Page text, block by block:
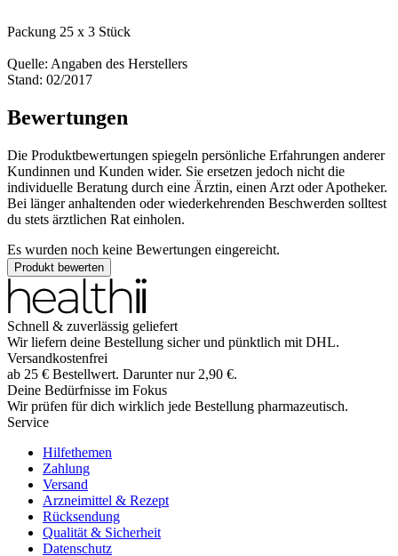
Packung 25 x 3 Stück
Quelle: Angaben des Herstellers
Stand: 02/2017
Bewertungen
Die Produktbewertungen spiegeln persönliche Erfahrungen anderer
Kundinnen und Kunden wider. Sie ersetzen jedoch nicht die
individuelle Beratung durch eine Ärztin, einen Arzt oder Apotheker.
Bei länger anhaltenden oder wiederkehrenden Beschwerden solltest
du stets ärztlichen Rat einholen.
Es wurden noch keine Bewertungen eingereicht.
Produkt bewerten
Schnell & zuverlässig geliefert
Wir liefern deine Bestellung sicher und pünktlich mit DHL.
Versandkostenfrei
ab 25 € Bestellwert. Darunter nur 2,90 €.
Deine Bedürfnisse im Fokus
Wir prüfen für dich wirklich jede Bestellung pharmazeutisch.
Service
Hilfethemen
Zahlung
Versand
Arzneimittel & Rezept
Rücksendung
Qualität & Sicherheit
Datenschutz